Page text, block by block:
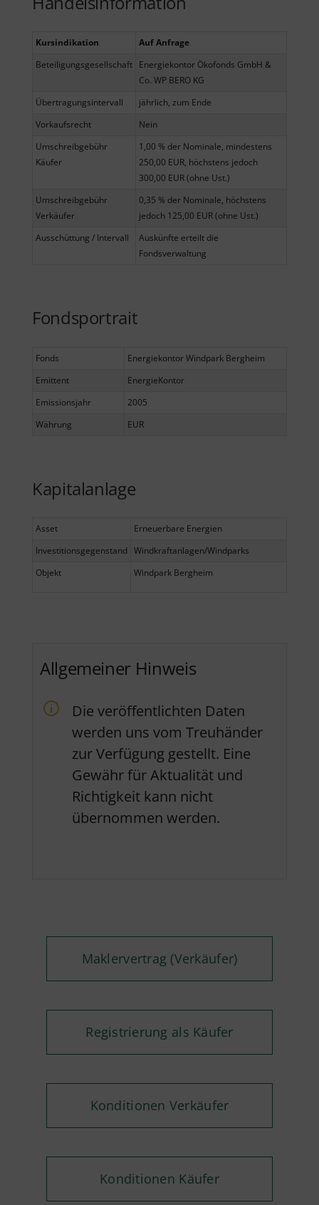
Kursindikation
Auf Anfrage
Beteiligungsgesellschaft Energiekontor Ökofonds GmbH &
Co. WP BERO KG
Übertragungsintervall
jährlich, zum Ende
Vorkaufsrecht
Nein
Umschreibgebühr
Käufer
1,00 % der Nominale, mindestens
250,00 EUR, höchstens jedoch
300,00 EUR (ohne Ust.)
Umschreibgebühr
Verkäufer
0,35 % der Nominale, höchstens
jedoch 125,00 EUR (ohne Ust.)
Ausschüttung / Intervall
Auskünfte erteilt die
Fondsverwaltung
Fondsportrait
Fonds
Energiekontor Windpark Bergheim
Emittent
EnergieKontor
Emissionsjahr
2005
Währung
EUR
Kapitalanlage
Asset
Erneuerbare Energien
Investitionsgegenstand Windkraftanlagen/Windparks
Objekt
Windpark Bergheim
Allgemeiner Hinweis
Die veröffentlichten Daten
werden uns vom Treuhänder
zur Verfügung gestellt. Eine
Gewähr für Aktualität und
Richtigkeit kann nicht
übernommen werden.
Maklervertrag (Verkäufer)
Registrierung als Käufer
Konditionen Verkäufer
Konditionen Käufer